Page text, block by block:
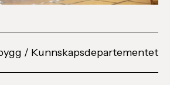
/ Kunnskapsdepartementet